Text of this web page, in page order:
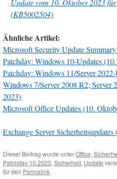
Update vom 10. Oktober 2023
(KB5002504)
Ähnliche Artikel:
Microsoft Security Update
Patchday: Windows 10-Updates
Patchday: Windows 11/Server
Windows 7/Server 2008 R2; Server
2023)
Microsoft Office Updates (10.
Exchange Server
Dieser Beitrag wurde unterOffice,
Patchday 10.2023, Sicherheit, Update
für den Permalink.